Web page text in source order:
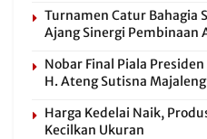
Turnamen Catur Bahagia
Ajang Sinergi Pembinaan
Nobar Final Piala
H. Ateng Sutisna
Harga Kedelai Naik,
Kecilkan Ukuran